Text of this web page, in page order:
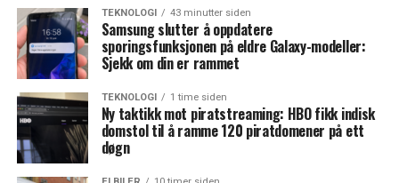
TEKNOLOGI 43 minutter siden
Samsung slutter å oppdatere
sporingsfunksjonen på eldre Galaxy-modeller:
Sjekk om din er rammet
TEKNOLOGI 1 time siden
Ny taktikk mot piratstreaming: HBO fikk indisk
domstol til å ramme 120 piratdomener på ett
døgn